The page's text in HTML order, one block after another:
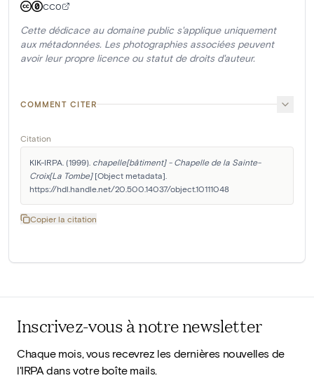
CC0
Cette dédicace au domaine public s'applique uniquement
aux métadonnées. Les photographies associées peuvent
avoir leur propre licence ou statut de droits d'auteur.
COMMENT CITER
Citation
KIK-IRPA. (1999). chapelle[bâtiment] - Chapelle de la Sainte-
Croix[La Tombe] [Object metadata].
https://hdl.handle.net/20.500.14037/object.10111048
Copier la citation
Inscrivez-vous à notre newsletter
Chaque mois, vous recevrez les dernières nouvelles de
l'IRPA dans votre boîte mails.